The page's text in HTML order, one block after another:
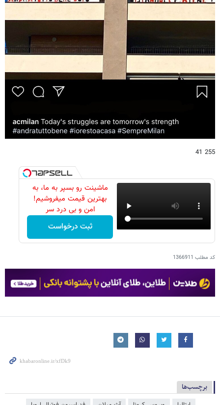
255 41
ماشینت رو بسپر به ما، به
بهترین قیمت میفروشیم!
امن و بی درد سر
ثبت درخواست
کد مطلب 1366911
برچسب‌ها